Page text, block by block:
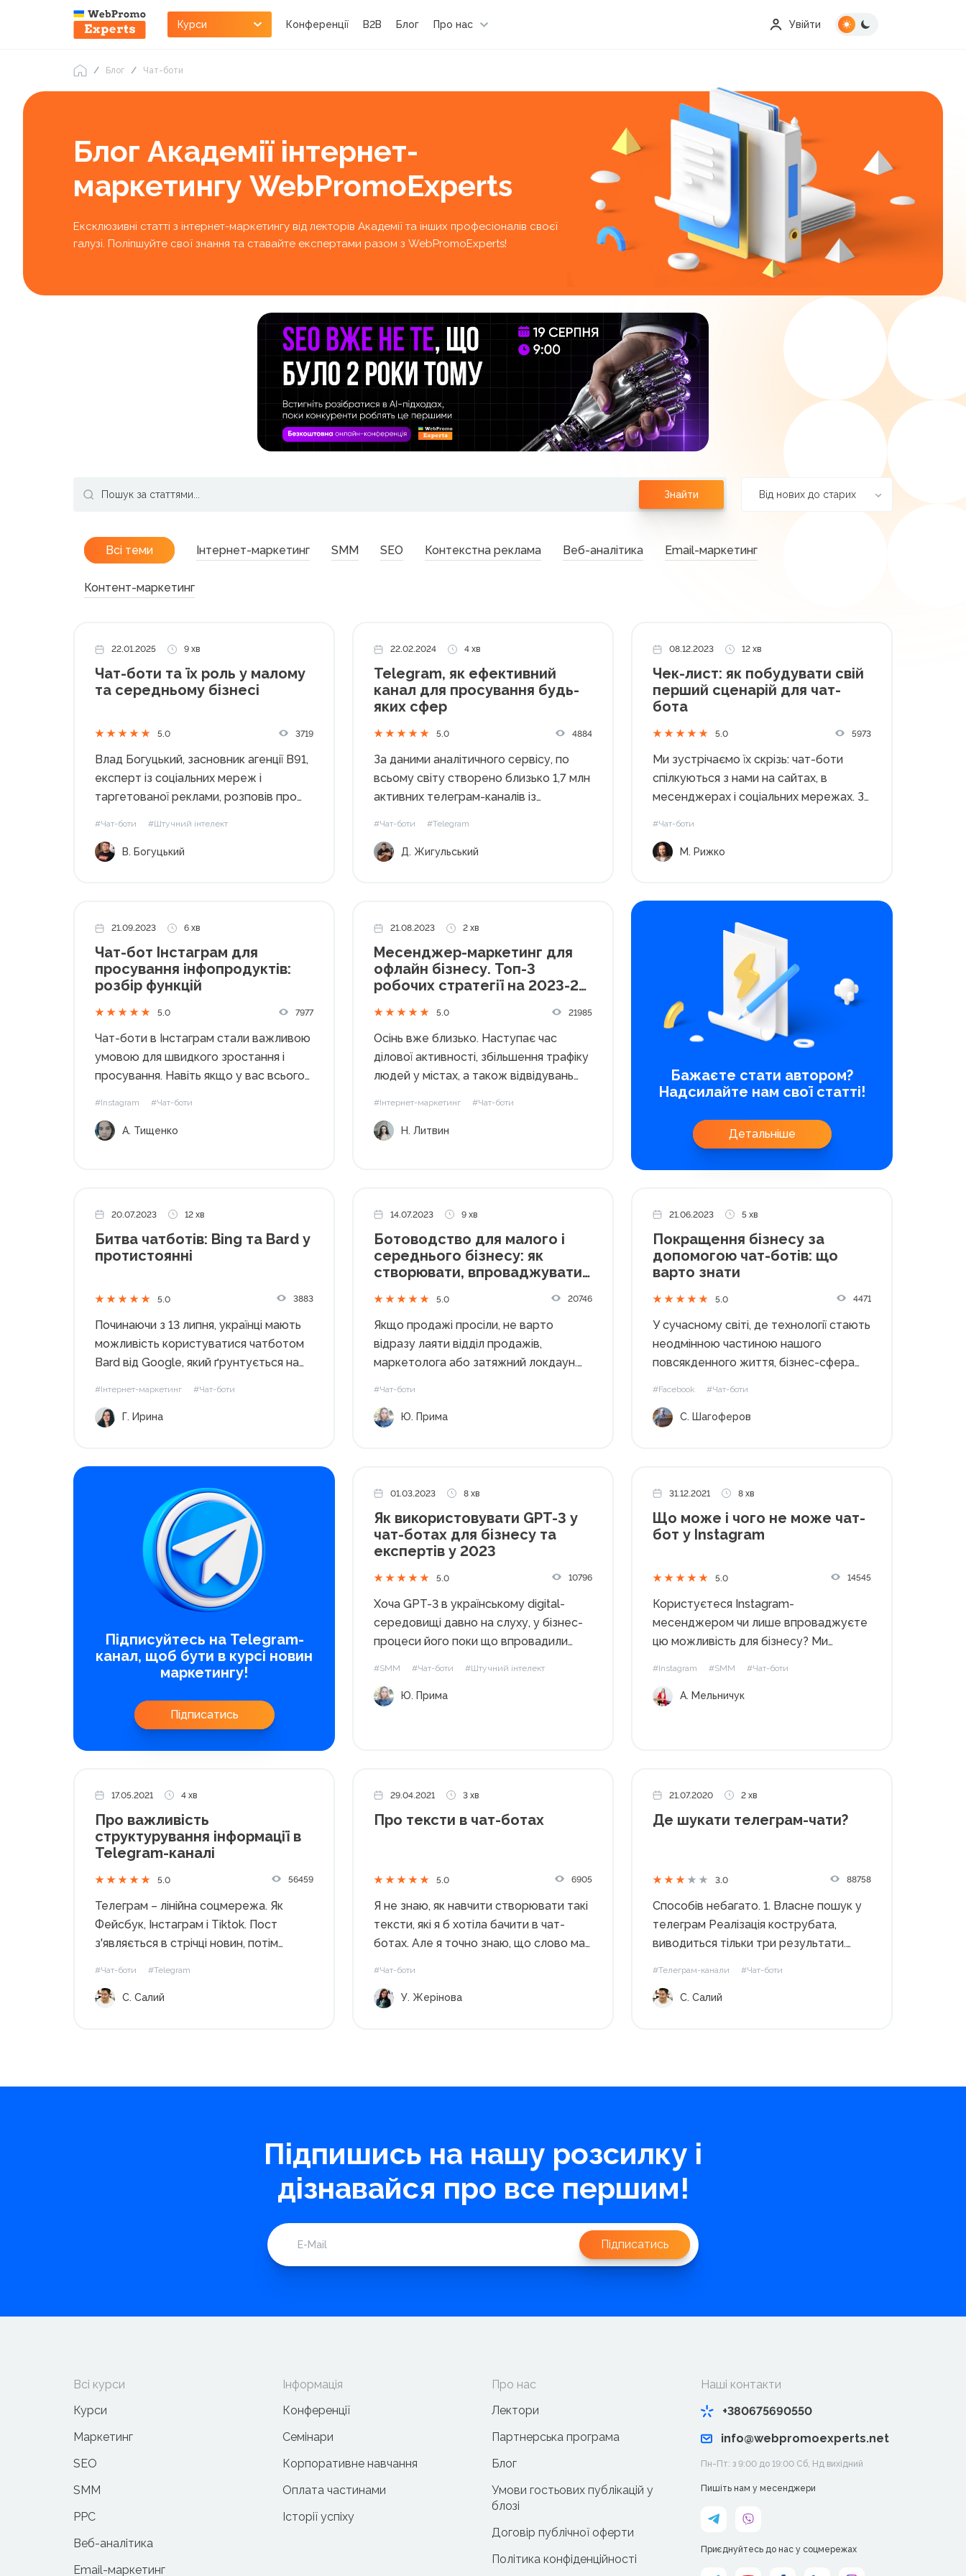
Курси Конференції B2B Блог Про нас Увійти
Блог Чат-боти
Блог Академії інтернет-
маркетингу WebPromoExperts
Ексклюзивні статті з інтернет-маркетингу від лекторів Академії та інших професіоналів своєї
галузі. Поліпшуйте свої знання та ставайте експертами разом з WebPromoExperts!
Знайти Від нових до старих
Всі теми Інтернет-маркетинг SMM SEO Контекстна реклама Веб-аналітика Email-маркетинг
Контент-маркетинг
22.01.2025 9 хв
Чат-боти та їх роль у малому
та середньому бізнесі
5.0 3719
Влад Богуцький, засновник агенції В91,
експерт із соціальних мереж і
таргетованої реклами, розповів про
створення. Що таке месенджер-
ігнорувати просто...
#Чат-боти #Штучний інтелект
В. Богуцький
22.02.2024 4 хв
Telegram, як ефективний
канал для просування будь-
яких сфер
5.0 4884
За даними аналітичного сервісу, по
всьому світу створено близько 1,7 млн
активних телеграм-каналів із
розвитку будь-якого бізнесу в будь-
#Чат-боти #Telegram
Д. Жигульський
08.12.2023 12 хв
Чек-лист: як побудувати свій
перший сценарій для чат-
бота
5.0 5973
Ми зустрічаємо їх скрізь: чат-боти
спілкуються з нами на сайтах, в
месенджерах і соціальних мережах. За
підтримку клієнтів, автоматизувати
#Чат-боти
М. Рижко
21.09.2023 6 хв
Чат-бот Інстаграм для
просування інфопродуктів:
розбір функцій
5.0 7977
Чат-боти в Інстаграм стали важливою
умовою для швидкого зростання і
просування. Навіть якщо у вас всього
Інстаграм вже набагато більше, ніж
#Instagram #Чат-боти
А. Тищенко
21.08.2023 2 хв
Месенджер-маркетинг для
офлайн бізнесу. Топ-3
робочих стратегії на 2023-24
5.0 21985
Осінь вже близько. Наступає час
ділової активності, збільшення трафіку
людей у ​​містах, а також відвідувань
закладів збільшити прибуток. Але
#Інтернет-маркетинг #Чат-боти
Н. Литвин
Бажаєте стати автором?
Надсилайте нам свої статті!
Детальніше
20.07.2023 12 хв
Битва чатботів: Bing та Bard у
протистоянні
5.0 3883
Починаючи з 13 липня, українці мають
можливість користуватися чатботом
Bard від Google, який ґрунтується на
включаючи українську, арабську,
#Інтернет-маркетинг #Чат-боти
Г. Ирина
14.07.2023 9 хв
Ботоводство для малого і
середнього бізнесу: як
створювати, впроваджувати
5.0 20746
Якщо продажі просіли, не варто
відразу лаяти відділ продажів,
маркетолога або затяжний локдаун.
них месенджерах. За даними
#Чат-боти
Ю. Прима
21.06.2023 5 хв
Покращення бізнесу за
допомогою чат-ботів: що
варто знати
5.0 4471
У сучасному світі, де технології стають
неодмінною частиною нашого
повсякденного життя, бізнес-сфера
інновацій, яка набуває все більшої
#Facebook #Чат-боти
С. Шагоферов
Підписуйтесь на Telegram-
канал, щоб бути в курсі новин
маркетингу!
Підписатись
01.03.2023 8 хв
Як використовувати GPT-3 у
чат-ботах для бізнесу та
експертів у 2023
5.0 10796
Хоча GPT-3 в українському digital-
середовищі давно на слуху, у бізнес-
процеси його поки що впровадили
інтелектом, котре можна легко
#SMM #Чат-боти #Штучний інтелект
Ю. Прима
31.12.2021 8 хв
Що може і чого не може чат-
бот у Instagram
5.0 14545
Користуєтеся Instagram-
месенджером чи лише впроваджуєте
цю можливість для бізнесу? Ми
бренд-амбасадора компанії
обговорили варіанти його
#Instagram #SMM #Чат-боти
А. Мельничук
17.05.2021 4 хв
Про важливість
структурування інформації в
Telegram-каналі
5.0 56459
Телеграм – лінійна соцмережа. Як
Фейсбук, Інстаграм і Tiktok. Пост
з'являється в стрічці новин, потім
наприклад від YouTube, де кожне
#Чат-боти #Telegram
С. Салий
29.04.2021 3 хв
Про тексти в чат-ботах
5.0 6905
Я не знаю, як навчити створювати такі
тексти, які я б хотіла бачити в чат-
ботах. Але я точно знаю, що слово має
є характер. Вони можуть бути
#Чат-боти
У. Жерінова
21.07.2020 2 хв
Де шукати телеграм-чати?
3.0 88758
Способів небагато. 1. Власне пошук у
телеграм Реалізація кострубата,
виводиться тільки три результати.
повністю. Коли будете шукати чати в
#Телеграм-канали #Чат-боти
С. Салий
Підпишись на нашу розсилку і
дізнавайся про все першим!
Підписатись
Всі курси
Курси
Маркетинг
SEO
SMM
PPC
Веб-аналітика
Email-маркетинг
Інформація
Конференції
Семінари
Корпоративне навчання
Оплата частинами
Історії успіху
Про нас
Лектори
Партнерська програма
Блог
Умови гостьових публікацій у
блозі
Договір публічної оферти
Політика конфіденційності
Наші контакти
+380675690550
info@webpromoexperts.net
Пн-Пт: з 9:00 до 19:00 Cб, Нд вихідний
Пишіть нам у месенджери
Приєднуйтесь до нас у соцмережах